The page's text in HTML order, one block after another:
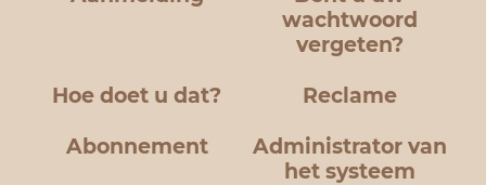
wachtwoord
vergeten?
Hoe doet u dat? Reclame
Abonnement
Administrator van
het systeem